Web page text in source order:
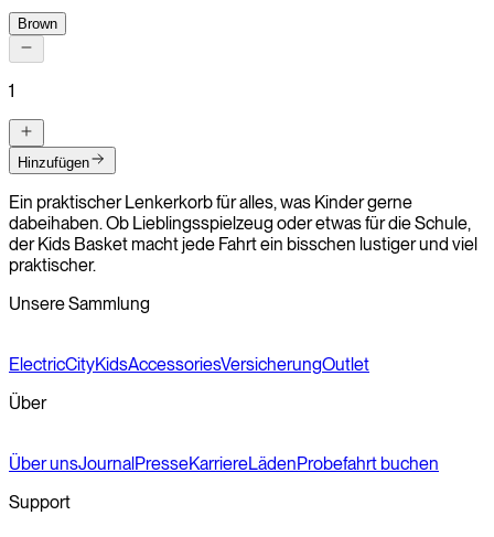
Brown
1
Hinzufügen
Ein praktischer Lenkerkorb für alles, was Kinder gerne
dabeihaben. Ob Lieblingsspielzeug oder etwas für die Schule,
der Kids Basket macht jede Fahrt ein bisschen lustiger und viel
praktischer.
Unsere Sammlung
ElectricCityKidsAccessoriesVersicherungOutlet
Über
Über unsJournalPresseKarriereLädenProbefahrt buchen
Support